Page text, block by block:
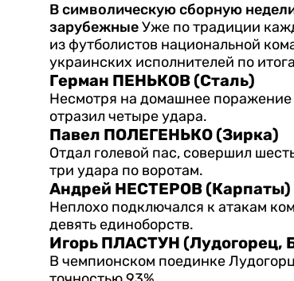
В символическую сборную
зарубежныеУже по традиции
из футболистов национальной
украинских исполнителей по
Герман ПЕНЬКОВ (Сталь)
Несмотря на домашнее
отразил четыре удара.
Павел ПОЛЕГЕНЬКО (Зирка)
Отдал голевой пас, совершил
три удара по воротам.
Андрей НЕСТЕРОВ (Карпаты)
Неплохо подключался к атакам
девять единоборств.
Игорь ПЛАСТУН (Лудогорец,
В чемпионском поединке